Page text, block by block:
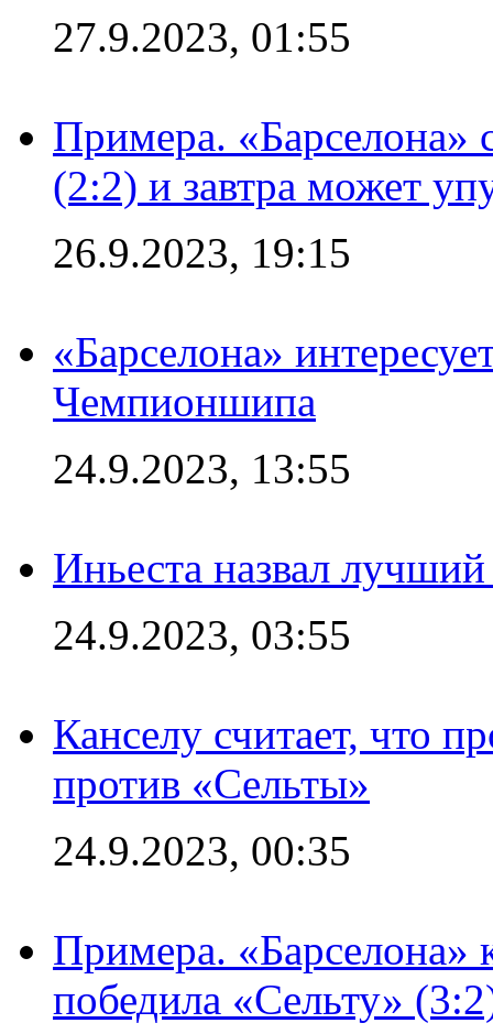
27.9.2023, 01:55
Примера. «Барселона»
(2:2) и завтра может
26.9.2023, 19:15
«Барселона»
Чемпионшипа
24.9.2023, 13:55
Иньеста назвал
24.9.2023, 03:55
Канселу считает, что
против «Сельты»
24.9.2023, 00:35
Примера. «Барселона»
победила «Сельту»